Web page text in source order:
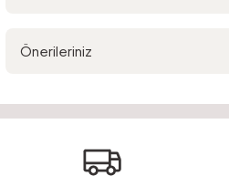
Soru Sor
Önerileriniz
Görüş ve önerileriniz için teşekkür ederiz.